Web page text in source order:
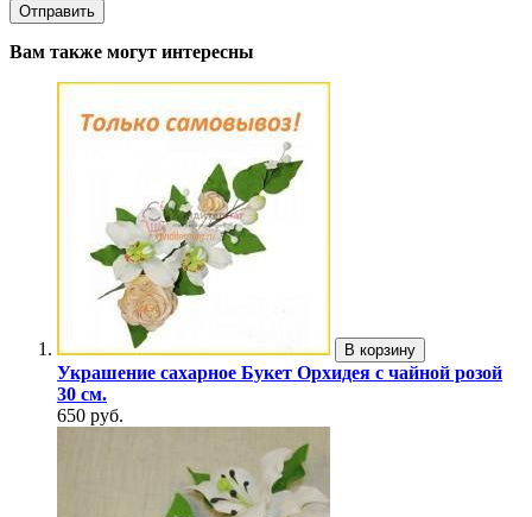
Вам также могут интересны
В корзину
Украшение сахарное Букет Орхидея с чайной розой
30 см.
650 руб.